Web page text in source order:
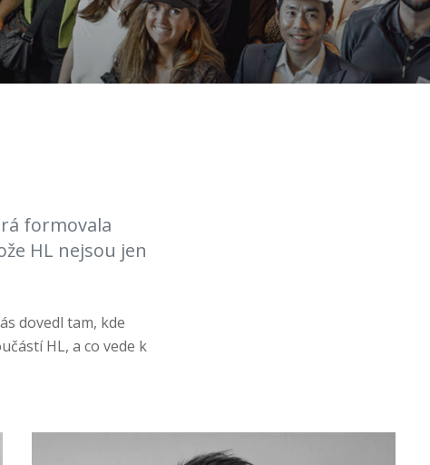
formovala
HL nejsou jen
dovedl tam, kde
HL, a co vede k